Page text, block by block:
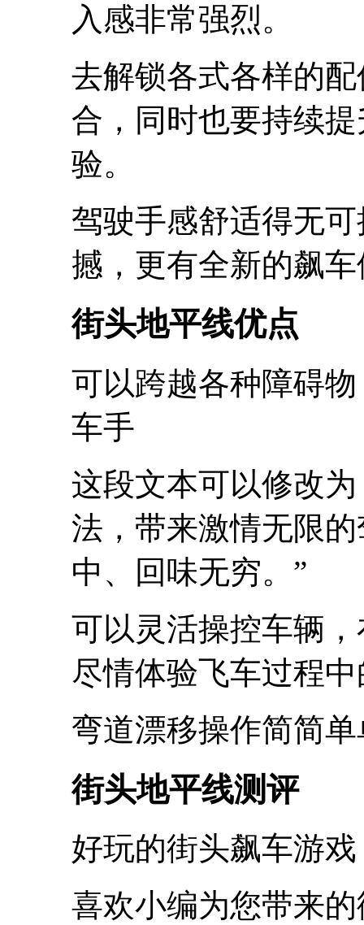
入感非常强烈。
去解锁各式各样的
合，同时也要持续
验。
驾驶手感舒适得无
撼，更有全新的飙
街头地平线优点
可以跨越各种障碍
车手
这段文本可以修改
法，带来激情无限
中、回味无穷。”
可以灵活操控车辆
尽情体验飞车过程
弯道漂移操作简简
街头地平线测评
好玩的街头飙车游
喜欢小编为您带来